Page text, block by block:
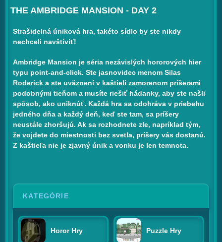
THE AMBRIDGE MANSION - DAY 2
Strašidelná úniková hra, takéto sídlo by ste nikdy
nechceli navštíviť!
Ambridge Mansion je séria nezávislých hororových hier
typu point-and-click. Ste jasnovidec menom Silas
Roderick a ste uväznení v kaštieli zamorenom príšerami
podobnými tieňom a musíte riešiť hádanky, aby ste našli
spôsob, ako uniknúť. Každá hra sa odohráva v priebehu
jedného dňa a každý deň, keď ste tam, sa príšery
neustále zhoršujú. Ak sa rozhodnete zle, napríklad tým,
že vojdete do miestnosti bez svetla, príšery vás dostanú.
Z kaštieľa nie je zjavný únik a vonku je len temnota.
KATEGÓRIE
Horor Hry Puzzle Hry